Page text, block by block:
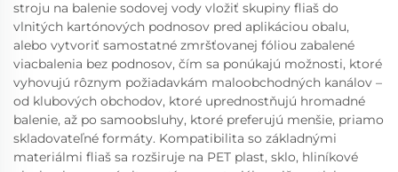
stroju na balenie sodovej vody vložiť skupiny fliaš do
vlnitých kartónových podnosov pred aplikáciou obalu,
alebo vytvoriť samostatné zmršťovanej fóliou zabalené
viacbalenia bez podnosov, čím sa ponúkajú možnosti, ktoré
vyhovujú rôznym požiadavkám maloobchodných kanálov –
od klubových obchodov, ktoré uprednostňujú hromadné
balenie, až po samoobsluhy, ktoré preferujú menšie, priamo
skladovateľné formáty. Kompatibilita so základnými
materiálmi fliaš sa rozširuje na PET plast, sklo, hliníkové